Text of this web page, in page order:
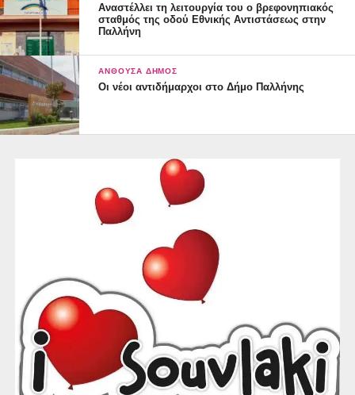
Αναστέλλει τη λειτουργία του ο βρεφονηπιακός
σταθμός της οδού Εθνικής Αντιστάσεως στην
Παλλήνη
ΑΝΘΟΎΣΑ ΔΉΜΟΣ
Οι νέοι αντιδήμαρχοι στο Δήμο Παλλήνης